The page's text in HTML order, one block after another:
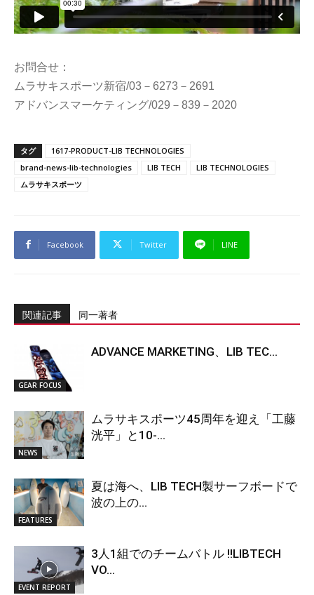
お問合せ：
ムラサキスポーツ新宿/03－6273－2691
アドバンスマーケティング/029－839－2020
タグ
1617-PRODUCT-LIB TECHNOLOGIES
brand-news-lib-technologies
LIB TECH
LIB TECHNOLOGIES
ムラサキスポーツ
Facebook Twitter LINE
関連記事 同一著者
GEAR FOCUS
ADVANCE MARKETING、LIB TEC...
NEWS
ムラサキスポーツ45周年を迎え「工藤
洸平」と10-...
FEATURES
夏は海へ、LIB TECH製サーフボードで
波の上の...
EVENT REPORT
3人1組でのチームバトル !!LIBTECH
VO...